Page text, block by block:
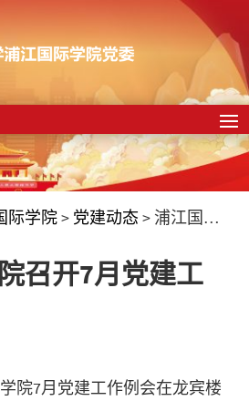
际学院> 党建动态 > 浦江国际学院召开7月党建工作例会
召开7月党建工
院7月党建工作例会在龙宾楼